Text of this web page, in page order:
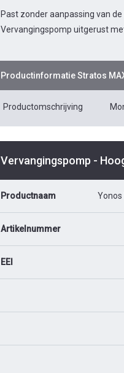
Past zonder aanpassing van de
Vervangingspomp uitgerust
ProductinformatieStratos
Productomschrijving
Vervangingspomp -
Productnaam
Artikelnummer
EEI